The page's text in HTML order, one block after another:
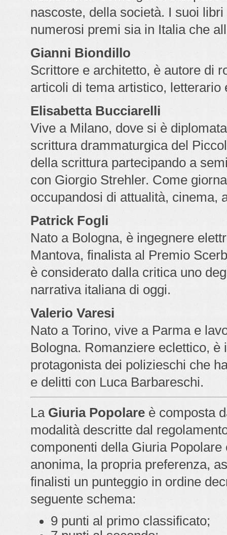
nascoste, della società. I suoi
numerosi premi sia in Italia che
Gianni Biondillo
Scrittore e architetto, è autore di
articoli di tema artistico,
Elisabetta Bucciarelli
Vive a Milano, dove si è
scrittura drammaturgica del
della scrittura partecipando a
con Giorgio Strehler. Come
occupandosi di attualità, cinema,
Patrick Fogli
Nato a Bologna, è ingegnere
Mantova, finalista al Premio
è considerato dalla critica uno
narrativa italiana di oggi.
Valerio Varesi
Nato a Torino, vive a Parma e
Bologna. Romanziere eclettico,
protagonista dei polizieschi che
e delitti con Luca Barbareschi.
La Giuria Popolare è composta
modalità descritte dal
componenti della Giuria
anonima, la propria preferenza,
finalisti un punteggio in ordine
seguente schema:
9 punti al primo classificato;